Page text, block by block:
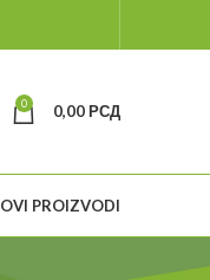
0 0,00РСД
PROIZVODI